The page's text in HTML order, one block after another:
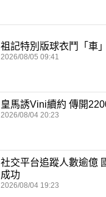
祖記特別版球衣鬥「車」
2026/08/05 09:41
皇馬誘Vini續約 傳開
2026/08/04 20:23
社交平台追蹤人數逾億
成功
2026/08/04 19:23